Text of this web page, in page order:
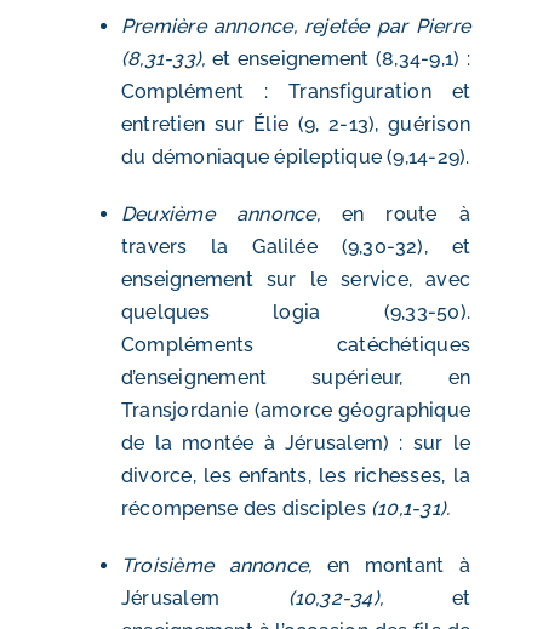
Première annonce, rejetée par Pierre
(8,31-33), et enseignement (8,34-9,1) :
Complément : Transfiguration et
entretien sur Élie (9, 2-13), guérison
du démoniaque épileptique (9,14-29).
Deuxième annonce, en route à
travers la Galilée (9,30-32), et
enseignement sur le service, avec
quelques logia (9,33-50).
Compléments catéchétiques
d’enseignement supérieur, en
Transjordanie (amorce géographique
de la montée à Jérusalem) : sur le
divorce, les enfants, les richesses, la
récompense des disciples (10,1-31).
Troisième annonce, en montant à
Jérusalem (10,32-34), et